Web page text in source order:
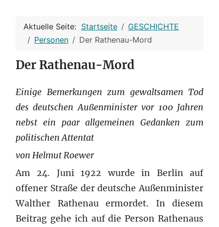
Aktuelle Seite: Startseite
GESCHICHTE
Personen
Der Rathenau-Mord
Der Rathenau-Mord
Einige Bemerkungen zum gewaltsamen Tod
des deutschen Außenminister vor 100 Jahren
nebst ein paar allgemeinen Gedanken zum
politischen Attentat
von Helmut Roewer
Am 24. Juni 1922 wurde in Berlin auf
offener Straße der deutsche Außenminister
Walther Rathenau ermordet. In diesem
Beitrag gehe ich auf die Person Rathenaus